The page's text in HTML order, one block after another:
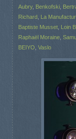
Aubry, Benkofski
Richard La
Baptiste Musset Loin
Raphaël Moraine
BEIYO Vaslo